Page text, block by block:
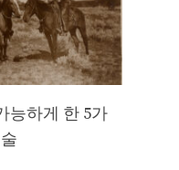
능하게 한 5가